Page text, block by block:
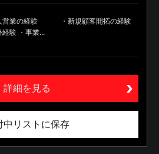
人営業の経験 ・新規顧客開拓の経験
経験 ・事業...
詳細を見る
中リストに保存